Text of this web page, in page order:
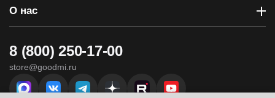
О нас
8 (800) 250-17-00
store@goodmi.ru